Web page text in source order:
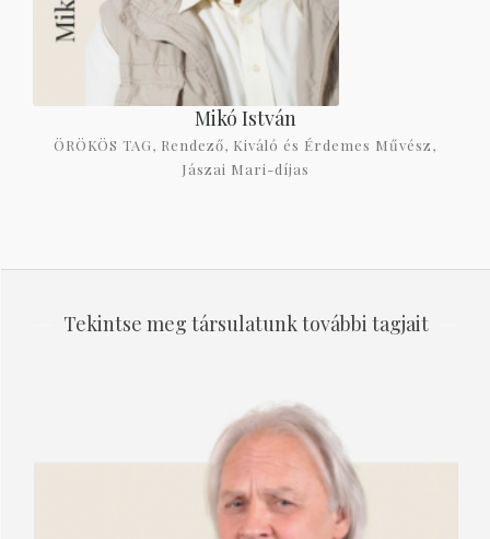
Mikó István
ÖRÖKÖS TAG, Rendező, Kiváló és Érdemes Művész,
Jászai Mari-díjas
Tekintse meg társulatunk további tagjait